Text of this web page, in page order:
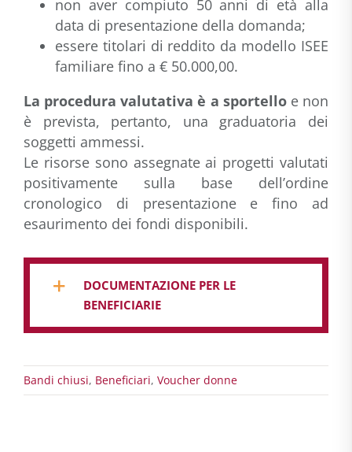
non aver compiuto 50 anni di età alla
data di presentazione della domanda;
essere titolari di reddito da modello ISEE
familiare fino a € 50.000,00.
La procedura valutativa è a sportelloe non
è prevista, pertanto, una graduatoria dei
soggetti ammessi.
Le risorse sono assegnate ai progetti valutati
positivamente sulla base dell’ordine
cronologico di presentazione e fino ad
esaurimento dei fondi disponibili.
DOCUMENTAZIONE PER LE
BENEFICIARIE
Bandi chiusi, Beneficiari, Voucher donne